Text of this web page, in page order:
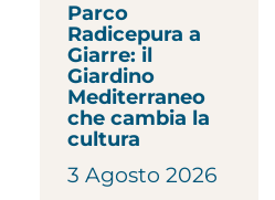
Parco
Radicepura a
Giarre: il
Giardino
Mediterraneo
che cambia la
cultura
3 Agosto 2026